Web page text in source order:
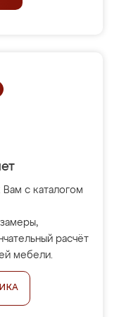
с каталогом
расчёт
мебели.